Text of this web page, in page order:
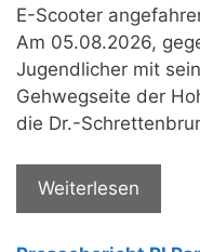
E-Scooter
Am 05.08.2026,
Jugendlicher mit
Gehwegseite der
die Dr.-
Weiterlesen